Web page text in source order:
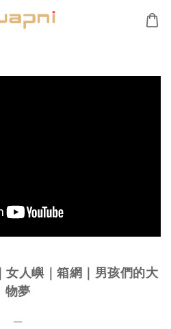
女人嶼｜箱網｜男孩們的大
物夢